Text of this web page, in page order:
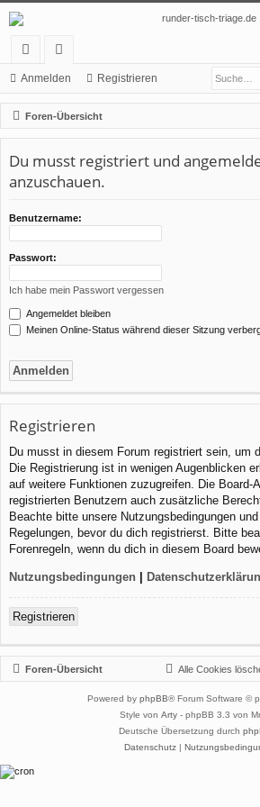
ch
ne
llz
ug
rif
f
or
en
Anmelden Registrieren
Foren-Übersicht
Du musst registriert und
anzuschauen.
Benutzername:
Passwort:
Ich habe mein Passwort vergessen
Angemeldet bleiben
Meinen Online-Status während dieser Sitzung
Registrieren
Du musst in diesem Forum registriert sein, um
Die Registrierung ist in wenigen Augenblicken
auf weitere Funktionen zuzugreifen. Die Board-
registrierten Benutzern auch zusätzliche
Beachte bitte unsere Nutzungsbedingungen
Regelungen, bevor du dich registrierst. Bitte
Forenregeln, wenn du dich in diesem Board
Nutzungsbedingungen |
Registrieren
Foren-Übersicht Alle Cookies
Powered by phpBB® Forum Software ©
Style von Arty - phpBB 3.3 von
Deutsche Übersetzung durch
Datenschutz|